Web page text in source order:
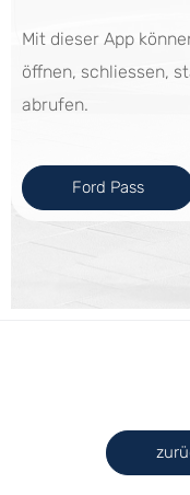
Mit dieser App
öffnen, schliessen,
abrufen.
Ford Pass